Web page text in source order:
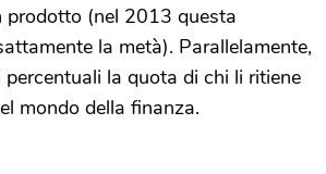
prodotto (nel 2013 questa
la metà). Parallelamente,
la quota di chi li ritiene
mondo della finanza.